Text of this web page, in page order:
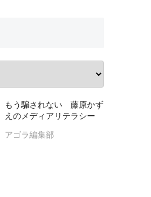
もう騙されない 藤原かず
えのメディアリテラシー
アゴラ編集部